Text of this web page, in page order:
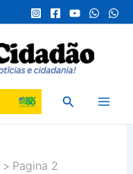
Pesquisar
Pagina 2